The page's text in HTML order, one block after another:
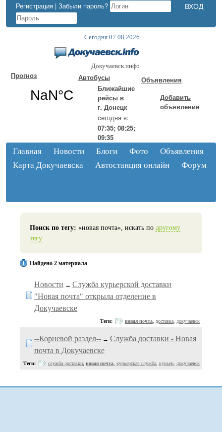
Регистрация | Забыли пароль?
Сегодня 07.08.2026
Докучаевск.инфо
Прогноз
Автобусы
Ближайшие
рейсы в
г. Донецк
сегодня в:
07:35; 08:25;
09:35
Объявления
Добавить
объявление
Главная Новости Блоги Фото
Объявления
Карта Докучаевска
Автостанция онлайн Форум
Поиск по тегу: «новая почта», искать по другому
тегу
Найдено 2 материала
Новости → Служба курьерской доставки
"Новая почта" открыла отделение в
Докучаевске
Теги: новая почта доставка докучаевск
--Корневой раздел-- → Служба доставки - Новая
почта в Докучаевске
Теги: служба доставки новая почта курьерская служба курьер докучаевск